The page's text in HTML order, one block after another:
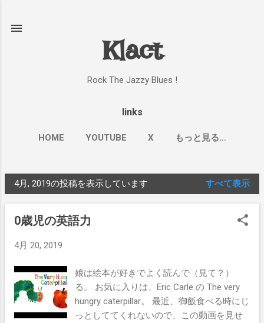
Klact
Rock The Jazzy Blues !
links
HOME YOUTUBE X もっと見る…
投
4月, 2019の投稿を表示しています すべて表示
0歳児の英語力
4月 20, 2019
娘は絵本が好きでよく読んで（見て？）
る。 お気に入りは、Eric Carle の The very
hungry caterpillar。 最近、御飯食べる時にじ
っとしててくれないので、この動画を見せ